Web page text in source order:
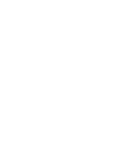
供させていただ
です。
得ず変更すること
制貨物等」とい